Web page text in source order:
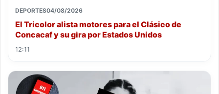
DEPORTES04/08/2026
El Tricolor alista motores para el Clásico de
Concacaf y su gira por Estados Unidos
12:11